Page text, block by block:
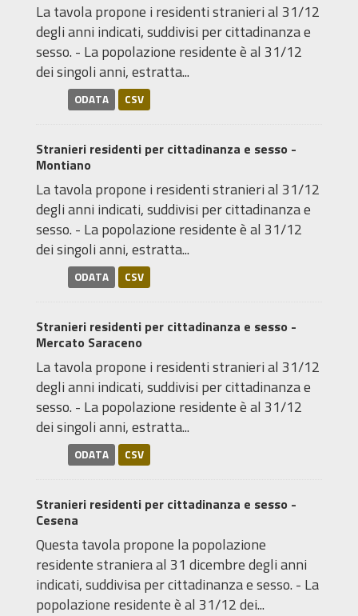
La tavola propone i residenti stranieri al 31/12
degli anni indicati, suddivisi per cittadinanza e
sesso. - La popolazione residente è al 31/12
dei singoli anni, estratta...
ODATA CSV
Stranieri residenti per cittadinanza e sesso -
Montiano
La tavola propone i residenti stranieri al 31/12
degli anni indicati, suddivisi per cittadinanza e
sesso. - La popolazione residente è al 31/12
dei singoli anni, estratta...
ODATA CSV
Stranieri residenti per cittadinanza e sesso -
Mercato Saraceno
La tavola propone i residenti stranieri al 31/12
degli anni indicati, suddivisi per cittadinanza e
sesso. - La popolazione residente è al 31/12
dei singoli anni, estratta...
ODATA CSV
Stranieri residenti per cittadinanza e sesso -
Cesena
Questa tavola propone la popolazione
residente straniera al 31 dicembre degli anni
indicati, suddivisa per cittadinanza e sesso. - La
popolazione residente è al 31/12 dei...